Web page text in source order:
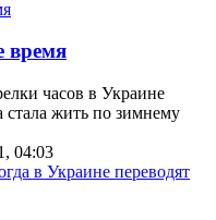
время
часов в Украине
стала жить по зимнему
04:03